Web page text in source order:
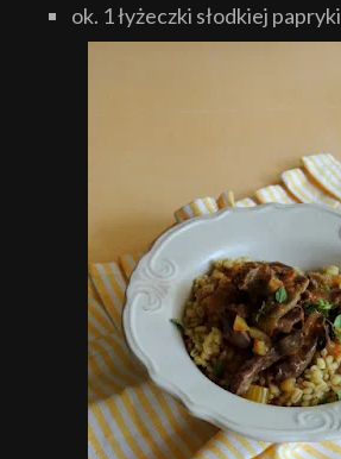
ok. 1 łyżeczki słodkiej papryki